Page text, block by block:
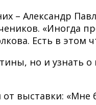
– Александр
«Иногда
Есть в этом
но и узнать о
выставки: